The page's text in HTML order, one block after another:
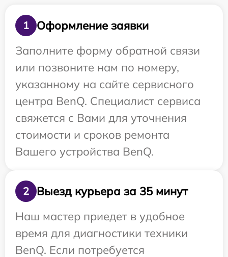
1
Оформление заявки
Заполните форму обратной связи
или позвоните нам по номеру,
указанному на сайте сервисного
центра BenQ. Специалист сервиса
свяжется с Вами для уточнения
стоимости и сроков ремонта
Вашего устройства BenQ.
2
Выезд курьера за 35 минут
Наш мастер приедет в удобное
время для диагностики техники
BenQ. Если потребуется